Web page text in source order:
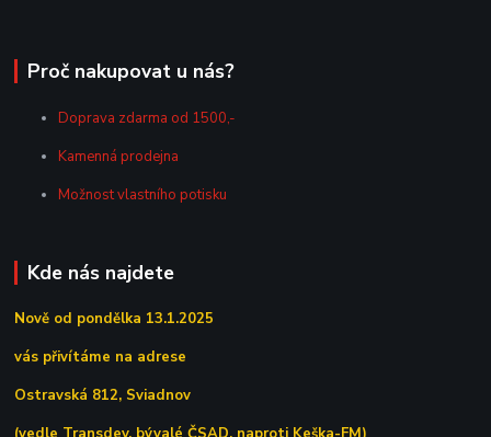
Proč nakupovat u nás?
Doprava zdarma od 1500,-
Kamenná prodejna
Možnost vlastního potisku
Kde nás najdete
Nově od pondělka 13.1.2025
vás přivítáme na adrese
Ostravská 812, Sviadnov